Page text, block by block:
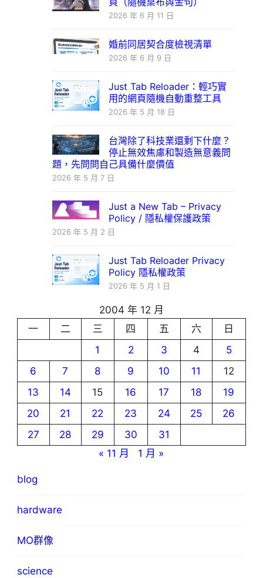
2026 年 6 月 11 日
婚前同居契合度檢視清單
2026 年 6 月 9 日
Just Tab Reloader：輕巧實
用的網頁隨機自動重整工具
2026 年 5 月 18 日
台灣除了科技業還剩下什麼？
停止無效焦慮和製造無意義問
題，先問問自己具備什麼價值
2026 年 5 月 7 日
Just a New Tab – Privacy
Policy / 隱私權保護政策
2026 年 5 月 2 日
Just Tab Reloader Privacy
Policy 隱私權政策
2026 年 5 月 1 日
2004 年 12 月
一
二 三 四 五 六
日
1
2 3 4
5
6
7 8 9 10 11
12
13
14 15 16 17 18
19
20
21 22 23 24 25
26
27
28 29 30
31
« 11 月
1 月 »
blog
hardware
MO群像
science